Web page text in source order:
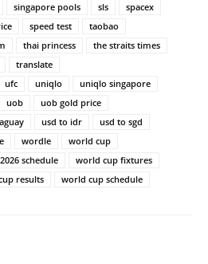
singapore pools sls
spacex
speed test
taobao
thai princess
the straits times
translate
ufc uniqlo
uniqlo singapore
uob
uob gold price
usd to idr
usd to sgd
wordle
world cup
schedule
world cup fixtures
results world cup schedule